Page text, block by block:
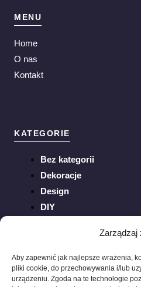
Zarządzaj
Aby zapewnić jak najlepsze wrażenia,
pliki cookie, do przechowywania i/lub
urządzeniu. Zgoda na te technologie
MENU
Home
O nas
Kontakt
KATEGORIE
Bez kategorii
Dekoracje
Design
DIY
Porady
Sztuka